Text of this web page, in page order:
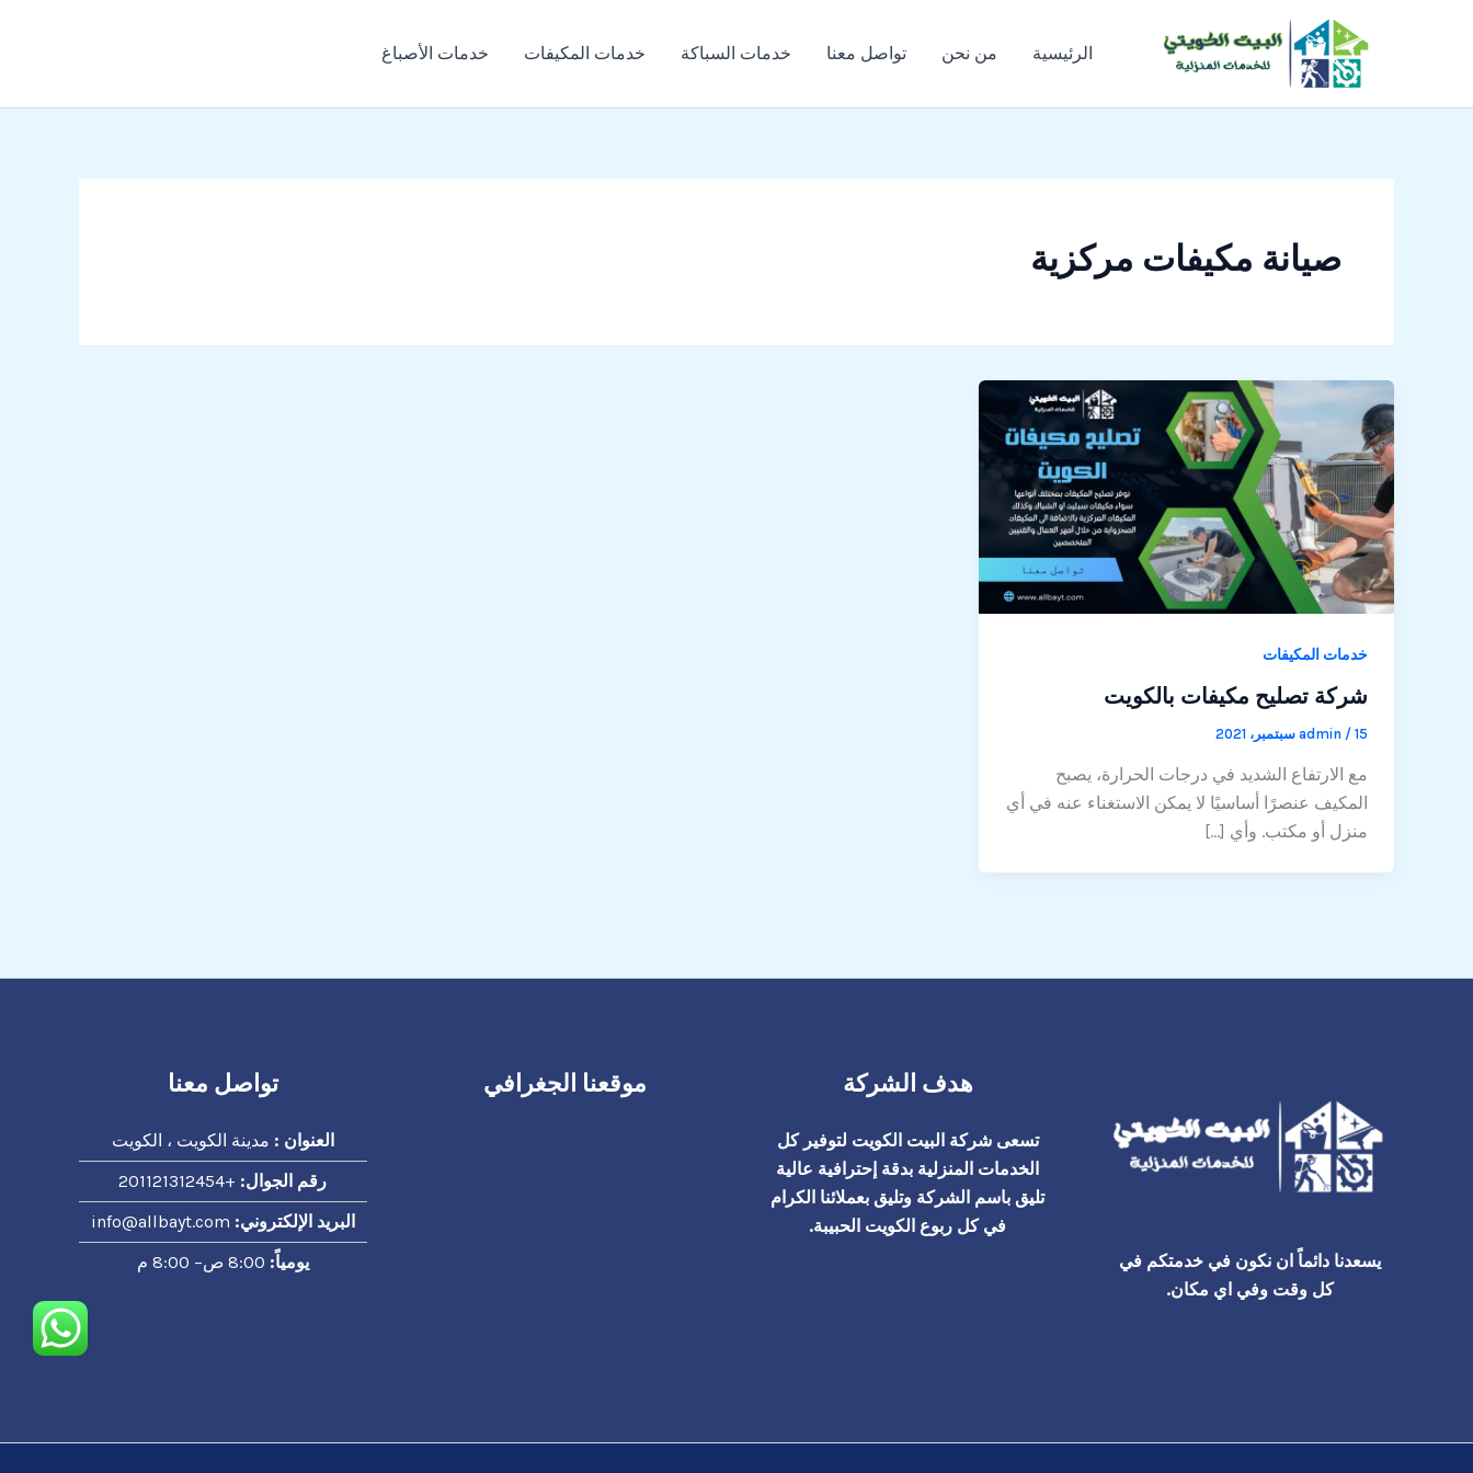
الرئيسية من نحن تواصل معنا خدمات السباكة خدمات المكيفات خدمات الأصباغ
صيانة مكيفات مركزية
خدمات المكيفات
شركة تصليح مكيفات بالكويت
admin / 15 سبتمبر، 2021
مع الارتفاع الشديد في درجات الحرارة، يصبح
المكيف عنصرًا أساسيًا لا يمكن الاستغناء عنه في أي
منزل أو مكتب. وأي […]
يسعدنا دائماً ان نكون في خدمتكم في
كل وقت وفي اي مكان.
هدف الشركة
تسعى شركة البيت الكويت لتوفير كل
الخدمات المنزلية بدقة إحترافية عالية
تليق باسم الشركة وتليق بعملائنا الكرام
في كل ربوع الكويت الحبيبة.
موقعنا الجغرافي تواصل معنا
العنوان : مدينة الكويت ، الكويت
رقم الجوال: +201121312454
البريد الإلكتروني:
يومياً: